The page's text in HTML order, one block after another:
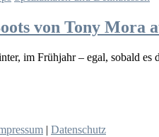
von Tony Mora
im Frühjahr – egal, sobald
| Datenschutz